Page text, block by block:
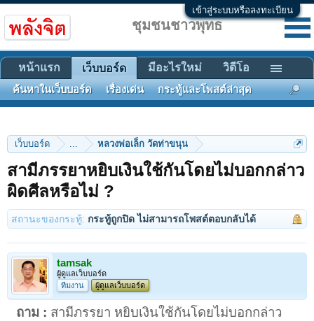
เข้าสู่ระบบหรือลงทะเบียน
เว็บบอร์ด ... หลวงพ่อเล็ก วัดท่าขนุน
สามีภรรยาหยิบเงินใช้กันโดยไม่บอกกล่าว
ผิดศีลหรือไม่ ?
สถานะของกระทู้: กระทู้ถูกปิด ไม่สามารถโพสต์ตอบกลับได้
tamsak
ผู้ดูแลเว็บบอร์ด
ทีมงาน
ผู้ดูแลเว็บบอร์ด
ถาม : สามีภรรยา หยิบเงินใช้กันโดยไม่บอกกล่าว
ชุมชนชาวพุทธ
หน้าแรก เว็บบอร์ด
ค้นหาในเว็บบอร์ด เรื่องเด่น กระทู้และโพสต์ล่าสุด
มีอะไรใหม่ วิดีโอ